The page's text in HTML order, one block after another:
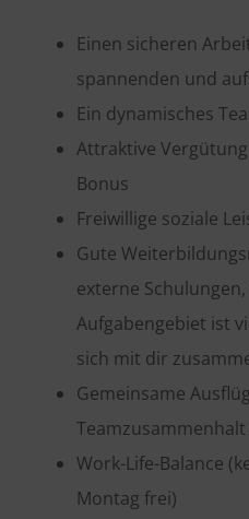
Einen sicheren
spannenden und
Ein dynamisches
Attraktive
Bonus
Freiwillige soziale
Gute
externe
Aufgabengebiet ist
sich mit dir
Gemeinsame
Work-Life-Balance
Montag frei)